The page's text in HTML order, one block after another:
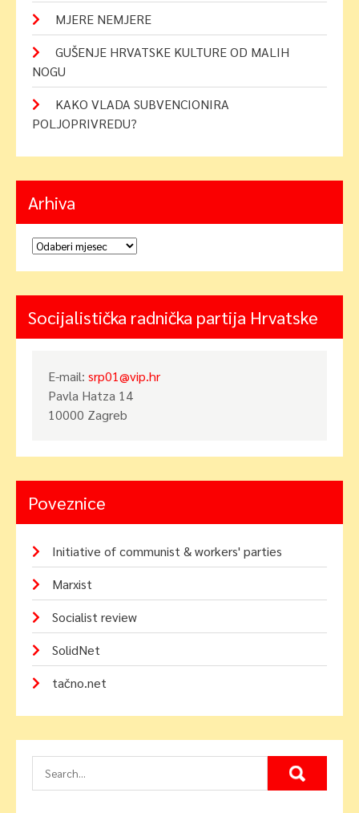
MJERE NEMJERE
GUŠENJE HRVATSKE KULTURE OD MALIH
NOGU
KAKO VLADA SUBVENCIONIRA
POLJOPRIVREDU?
Arhiva
Arhiva
Socijalistička radnička partija Hrvatske
E-mail: srp01@vip.hr
Pavla Hatza 14
10000 Zagreb
Poveznice
Initiative of communist & workers' parties
Marxist
Socialist review
SolidNet
tačno.net